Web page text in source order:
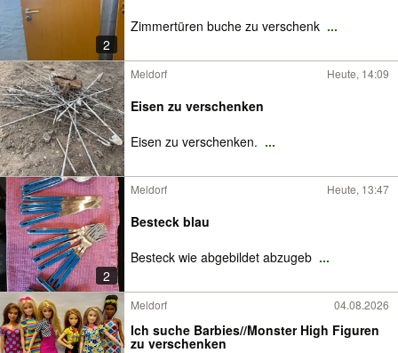
2
Zimmertüren buche zu verschenk ...
Meldorf Heute, 14:09
Eisen zu verschenken
Eisen zu verschenken. ...
2
Meldorf Heute, 13:47
Besteck blau
Besteck wie abgebildet abzugeb ...
Meldorf 04.08.2026
Ich suche Barbies//Monster High Figuren
zu verschenken